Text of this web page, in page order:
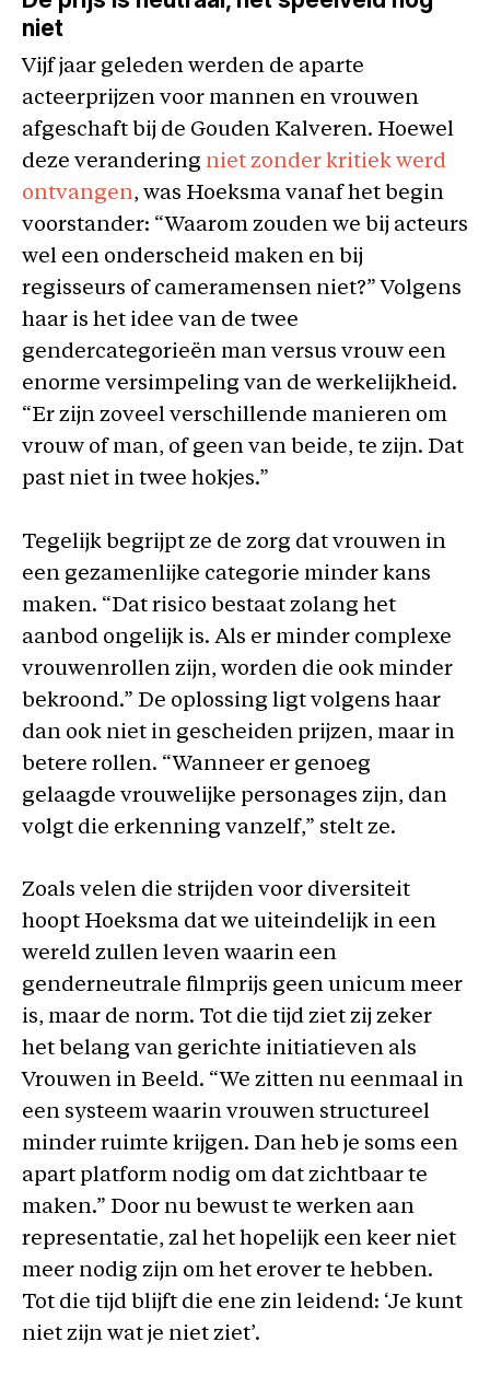
niet
Vijf jaar geleden werden de aparte
acteerprijzen voor mannen en vrouwen
afgeschaft bij de Gouden Kalveren. Hoewel
deze verandering niet zonder kritiek werd
ontvangen, was Hoeksma vanaf het begin
voorstander: “Waarom zouden we bij acteurs
wel een onderscheid maken en bij
regisseurs of cameramensen niet?” Volgens
haar is het idee van de twee
gendercategorieën man versus vrouw een
enorme versimpeling van de werkelijkheid.
“Er zijn zoveel verschillende manieren om
vrouw of man, of geen van beide, te zijn. Dat
past niet in twee hokjes.”
Tegelijk begrijpt ze de zorg dat vrouwen in
een gezamenlijke categorie minder kans
maken. “Dat risico bestaat zolang het
aanbod ongelijk is. Als er minder complexe
vrouwenrollen zijn, worden die ook minder
bekroond.” De oplossing ligt volgens haar
dan ook niet in gescheiden prijzen, maar in
betere rollen. “Wanneer er genoeg
gelaagde vrouwelijke personages zijn, dan
volgt die erkenning vanzelf,” stelt ze.
Zoals velen die strijden voor diversiteit
hoopt Hoeksma dat we uiteindelijk in een
wereld zullen leven waarin een
genderneutrale filmprijs geen unicum meer
is, maar de norm. Tot die tijd ziet zij zeker
het belang van gerichte initiatieven als
Vrouwen in Beeld. “We zitten nu eenmaal in
een systeem waarin vrouwen structureel
minder ruimte krijgen. Dan heb je soms een
apart platform nodig om dat zichtbaar te
maken.” Door nu bewust te werken aan
representatie, zal het hopelijk een keer niet
meer nodig zijn om het erover te hebben.
Tot die tijd blijft die ene zin leidend: ‘Je kunt
niet zijn wat je niet ziet’.